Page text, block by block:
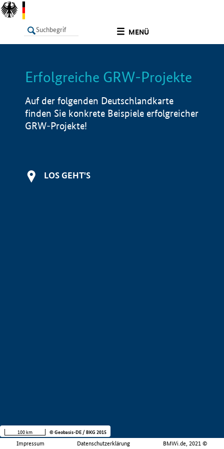
MENÜ
LISTE Info
Erfolgreiche GRW-Projekte
Auf der folgenden Deutschlandkarte
finden Sie konkrete Beispiele erfolgreicher
GRW-Projekte!
LOS GEHT'S
Impressum Datenschutzerklärung BMWi.de, 2021 ©
100 km © Geobasis-DE / BKG 2015